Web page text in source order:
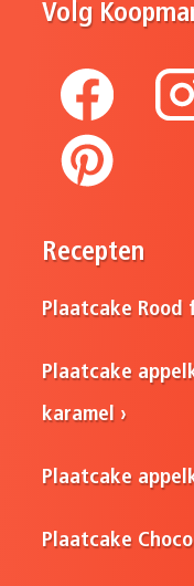
Volg
Recepten
Plaatcake
Plaatcake
karamel
Plaatcake
Plaatcake